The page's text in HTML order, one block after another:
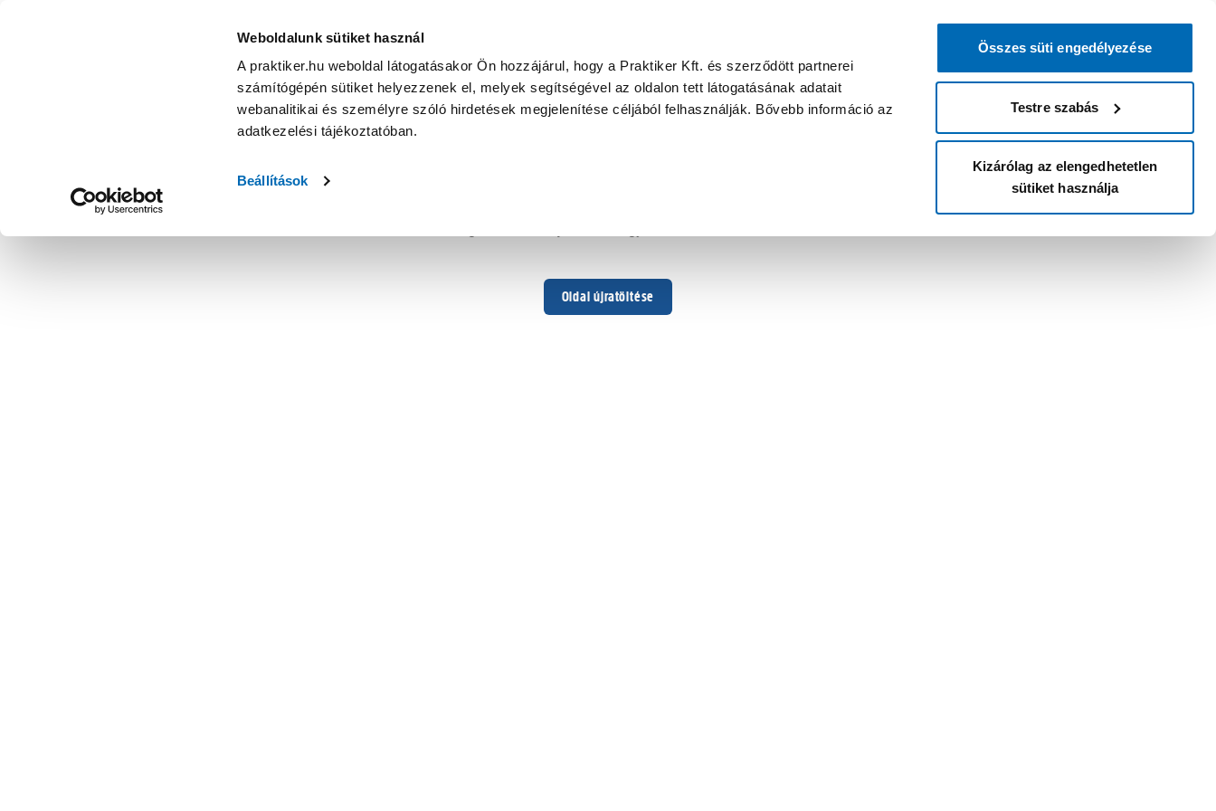
Weboldalunk sütiket használ
A praktiker.hu weboldal látogatásakor Ön hozzájárul, hogy a Praktiker Kft. és szerződött partnerei
számítógépén sütiket helyezzenek el, melyek segítségével az oldalon tett látogatásának adatait
webanalitikai és személyre szóló hirdetések megjelenítése céljából felhasználják. Bővebb információ az
adatkezelési tájékoztatóban.
Beállítások
Összes süti engedélyezése
Testre szabás
Kizárólag az elengedhetetlen
sütiket használja
Oldal újratöltése